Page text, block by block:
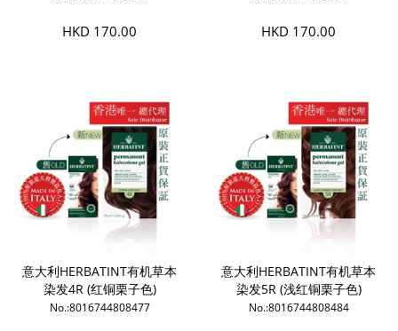
HKD 170.00 HKD 170.00
意大利HERBATINT有机草本
染发4R (红铜栗子色)
No.:8016744808477
意大利HERBATINT有机草本
染发5R (浅红铜栗子色)
No.:8016744808484